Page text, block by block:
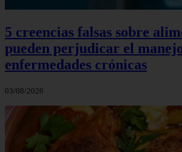
5 creencias falsas sobre
pueden perjudicar el
enfermedades crónicas
03/08/2026